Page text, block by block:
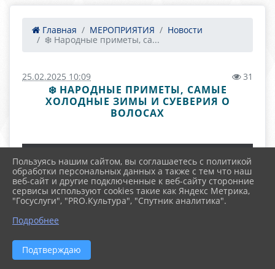
Главная МЕРОПРИЯТИЯ
Новости
❄️ Народные приметы, са...
25.02.2025 10:09 31
❄️ НАРОДНЫЕ ПРИМЕТЫ, САМЫЕ
ХОЛОДНЫЕ ЗИМЫ И СУЕВЕРИЯ О
ВОЛОСАХ
Пользуясь нашим сайтом, вы соглашаетесь с политикой
обработки персональных данных а также с тем что наш
веб-сайт и другие подключенные к веб-сайту сторонние
сервисы используют cookies такие как Яндекс Метрика,
"Госуслуги", "PRO.Культура", "Спутник аналитика".
Подробнее
Подтверждаю